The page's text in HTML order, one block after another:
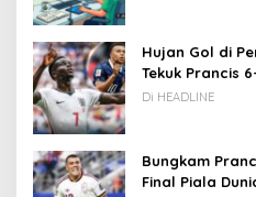
Hujan Gol di
Tekuk Prancis
Di HEADLINE
Bungkam
Final Piala